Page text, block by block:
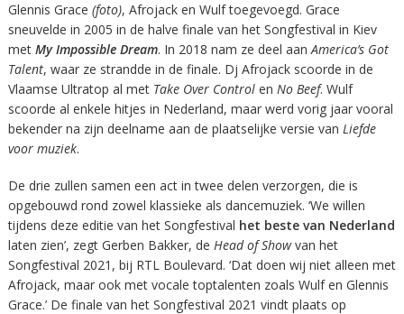
Glennis Grace (foto), Afrojack en Wulf toegevoegd. Grace
sneuvelde in 2005 in de halve finale van het Songfestival in Kiev
met My Impossible Dream. In 2018 nam ze deel aanAmerica’s Got
Talent, waar ze strandde in de finale. Dj Afrojack scoorde in de
Vlaamse Ultratop al met Take Over Control en No Beef. Wulf
scoorde al enkele hitjes in Nederland, maar werd vorig jaar vooral
bekender na zijn deelname aan de plaatselijke versie van Liefde
voor muziek.
De drie zullen samen een act in twee delen verzorgen, die is
opgebouwd rond zowel klassieke als dancemuziek. ‘We willen
tijdens deze editie van het Songfestival het beste van Nederland
laten zien’, zegt Gerben Bakker, de Head of Showvan het
Songfestival 2021, bij RTL Boulevard. ‘Dat doen wij niet alleen met
Afrojack, maar ook met vocale toptalenten zoals Wulf en Glennis
Grace.’ De finale van het Songfestival 2021 vindt plaats op